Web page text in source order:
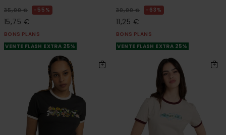
35,00 € 55%
15,75 €
BONS PLANS
VENTE FLASH EXTRA 25%
30,00 € 63%
11,25 €
BONS PLANS
VENTE FLASH EXTRA 25%